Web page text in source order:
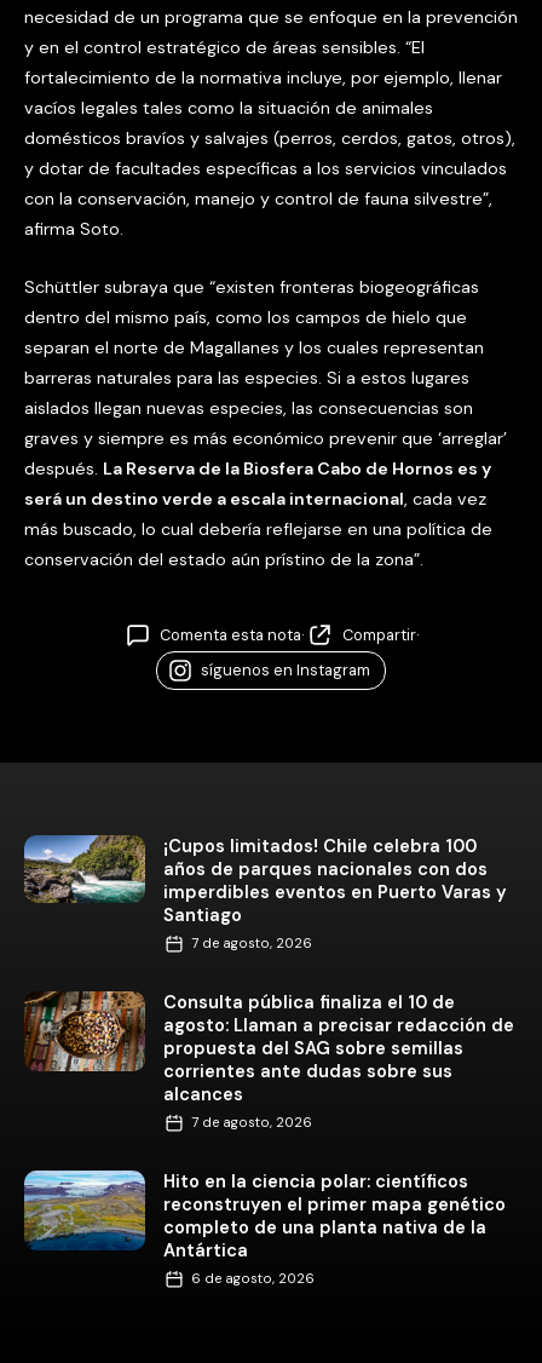
necesidad de un programa que se enfoque en la prevención
y en el control estratégico de áreas sensibles. “El
fortalecimiento de la normativa incluye, por ejemplo, llenar
vacíos legales tales como la situación de animales
domésticos bravíos y salvajes (perros, cerdos, gatos, otros),
y dotar de facultades específicas a los servicios vinculados
con la conservación, manejo y control de fauna silvestre”,
afirma Soto.
Schüttler subraya que “existen fronteras biogeográficas
dentro del mismo país, como los campos de hielo que
separan el norte de Magallanes y los cuales representan
barreras naturales para las especies. Si a estos lugares
aislados llegan nuevas especies, las consecuencias son
graves y siempre es más económico prevenir que ‘arreglar’
después. La Reserva de la Biosfera Cabo de Hornos es y
será un destino verde a escala internacional, cada vez
más buscado, lo cual debería reflejarse en una política de
conservación del estado aún prístino de la zona”.
Comenta esta nota· Compartir·
síguenos en Instagram
¡Cupos limitados! Chile celebra 100
años de parques nacionales con dos
imperdibles eventos en Puerto Varas y
Santiago
7 de agosto, 2026
Consulta pública finaliza el 10 de
agosto: Llaman a precisar redacción de
propuesta del SAG sobre semillas
corrientes ante dudas sobre sus
alcances
7 de agosto, 2026
Hito en la ciencia polar: científicos
reconstruyen el primer mapa genético
completo de una planta nativa de la
Antártica
6 de agosto, 2026